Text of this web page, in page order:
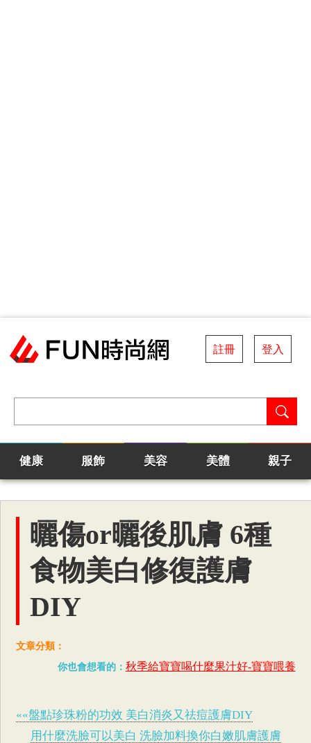
註冊 登入
健康 服飾 美容 美體 親子
曬傷or曬後肌膚 6種
食物美白修復護膚
DIY
文章分類：
你也會想看的： 秋季給寶寶喝什麼果汁好-寶寶喂養
««盤點珍珠粉的功效 美白消炎又祛痘護膚DIY
用什麼洗臉可以美白 洗臉加料換你白嫩肌膚護膚